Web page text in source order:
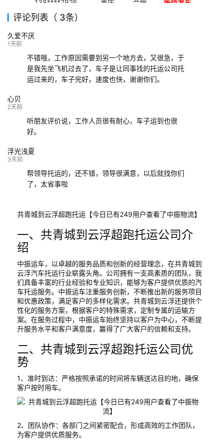
138****7926 重庆 合肥 等待发车
139****9233
评论列表（ 3条）
久爱不厌
1天前
不错哦，工作原因需要到另一个地方去，又很急，于
是我先坐飞机过去了，车子是让同事找的托运公司托
运过来的，车子完好，速度也快，谢谢你们。
心贝
2天前
听朋友评价说，工作人员很有耐心，车子运到也很
好。
浮光浅夏
3天前
帮领导托运的，还不错，领导很满意，以后就找你们
了，太省事啦
共青城到云浮超跑托运【今日已有249用户查看了中振物流】
一、共青城到云浮超跑托运公司介
绍
中振运车，以卓越的服务品质和创新的经营理念，在共青城到
云浮汽车托运行业崭露头角。公司拥有一支高素质的团队，我
们具备丰富的行业经验和专业知识，能够为客户提供优质的汽
车托运服务。中振运车注重服务创新，不断推出新的服务项目
和优惠政策，满足客户的多样化需求。共青城到云浮还提供个
性化的服务方案，根据客户的特殊需求，定制专属的运输方
案。在服务过程中，中振运车始终坚持以客户为中心，不断提
升服务水平和客户满意度，赢得了广大客户的信赖和支持。
二、共青城到云浮超跑托运公司优
势
1、准时到达：严格按照承诺的时间将车辆送达目的地，确保
客户按时用车。
2、团队协作：各部门之间紧密配合，形成高效的工作团队，
为客户提供优质服务。